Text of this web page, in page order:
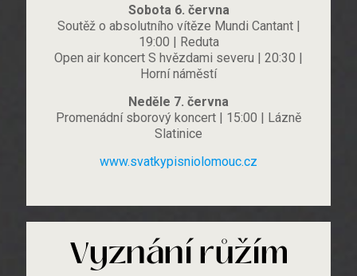
Sobota 6. června
Soutěž o absolutního vítěze Mundi Cantant |
19:00 | Reduta
Open air koncert S hvězdami severu | 20:30 |
Horní náměstí
Neděle 7. června
Promenádní sborový koncert | 15:00 | Lázně
Slatinice
www.svatkypisniolomouc.cz
Vyznání růžím